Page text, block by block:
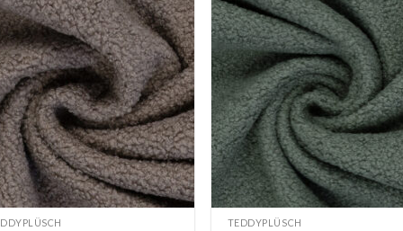
Auf die
Wunschliste
Auf
TEDDYPLÜSCH